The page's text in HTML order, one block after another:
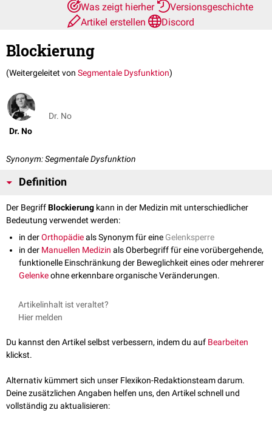
Was zeigt hierher
Versionsgeschichte
Artikel erstellen
Discord
Blockierung
(Weitergeleitet von Segmentale Dysfunktion)
Dr. No
Dr. No
Synonym: Segmentale Dysfunktion
Definition
Der BegriffBlockierung kann in der Medizin mit unterschiedlicher
Bedeutung verwendet werden:
in derOrthopädieals Synonym für eine Gelenksperre
in der Manuellen Medizin als Oberbegriff für eine vorübergehende,
funktionelle Einschränkung der Beweglichkeit eines oder mehrerer
Gelenkeohne erkennbare organische Veränderungen.
Artikelinhalt ist veraltet?
Hier melden
Du kannst den Artikel selbst verbessern, indem du auf Bearbeiten
klickst.
Alternativ kümmert sich unser Flexikon-Redaktionsteam darum.
Deine zusätzlichen Angaben helfen uns, den Artikel schnell und
vollständig zu aktualisieren: